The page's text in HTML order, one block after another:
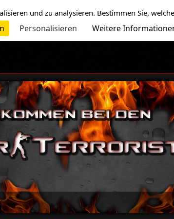
-=>We
und zu analysieren. Bestimmen Sie,
Personalisieren Weitere